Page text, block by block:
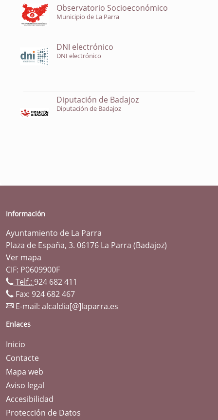
Observatorio Socioeconómico
Municipio de La Parra
DNI electrónico
DNI electrónico
Diputación de Badajoz
Diputación de Badajoz
Información
Ayuntamiento de La Parra
Plaza de España, 3. 06176 La Parra (Badajoz)
Ver mapa
CIF: P0609900F
Telf.: 924 682 411
Fax: 924 682 467
E-mail: alcaldia[@]laparra.es
Enlaces
Inicio
Contacte
Mapa web
Aviso legal
Accesibilidad
Protección de Datos